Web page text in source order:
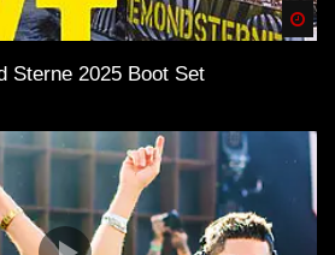
Sterne 2025 Boot Set